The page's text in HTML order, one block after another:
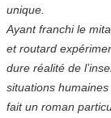
unique.
Ayant franchi le
et routard
dure réalité de
situations
fait un roman